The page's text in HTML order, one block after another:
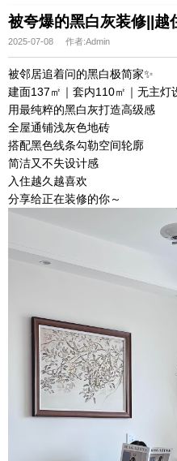
被夸爆的黑白灰装修||越
2025-07-08 作者:Admin
被邻居追着问的黑白极简家✨
建面137㎡｜套内110㎡｜无主灯
用最纯粹的黑白灰打造高级感
全屋通铺浅灰色地砖
搭配黑色线条勾勒空间轮廓
简洁又不失设计感
入住越久越喜欢
分享给正在装修的你～